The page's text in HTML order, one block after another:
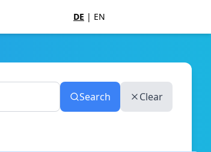
DE | EN
Search Clear